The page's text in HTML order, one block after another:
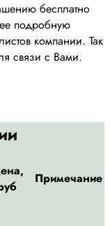
бесплатно
подробную
компании. Так
связи с Вами.
Примечание